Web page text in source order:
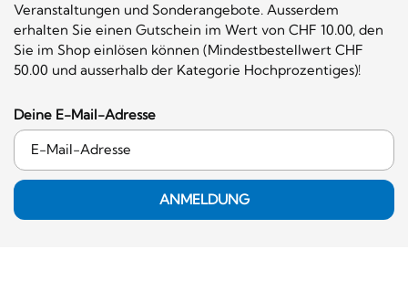
Veranstaltungen und Sonderangebote. Ausserdem
erhalten Sie einen Gutschein im Wert von CHF 10.00, den
Sie im Shop einlösen können (Mindestbestellwert CHF
50.00 und ausserhalb der Kategorie Hochprozentiges)!
Deine E-Mail-Adresse
ANMELDUNG